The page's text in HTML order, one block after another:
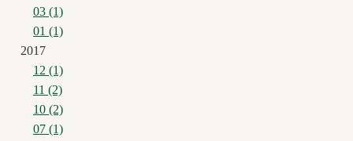
03 (1)
01 (1)
2017
12 (1)
11 (2)
10 (2)
07 (1)